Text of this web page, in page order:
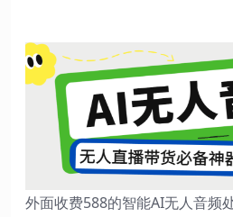
外面收费588的智能AI无人音频